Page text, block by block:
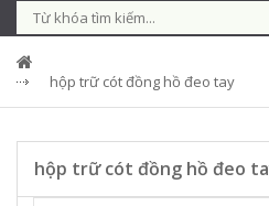
hộp trữ cót đồng hồ đeo tay
hộp trữ cót đồng hồ đeo